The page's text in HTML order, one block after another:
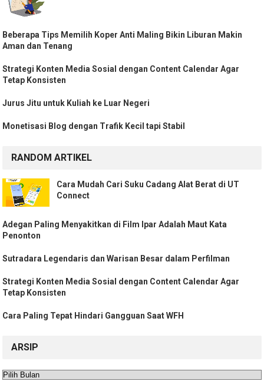
Beberapa Tips Memilih Koper Anti Maling Bikin Liburan Makin
Aman dan Tenang
Strategi Konten Media Sosial dengan Content Calendar Agar
Tetap Konsisten
Jurus Jitu untuk Kuliah ke Luar Negeri
Monetisasi Blog dengan Trafik Kecil tapi Stabil
RANDOM ARTIKEL
Cara Mudah Cari Suku Cadang Alat Berat di UT
Connect
Adegan Paling Menyakitkan di Film Ipar Adalah Maut Kata
Penonton
Sutradara Legendaris dan Warisan Besar dalam Perfilman
Strategi Konten Media Sosial dengan Content Calendar Agar
Tetap Konsisten
Cara Paling Tepat Hindari Gangguan Saat WFH
ARSIP
Arsip